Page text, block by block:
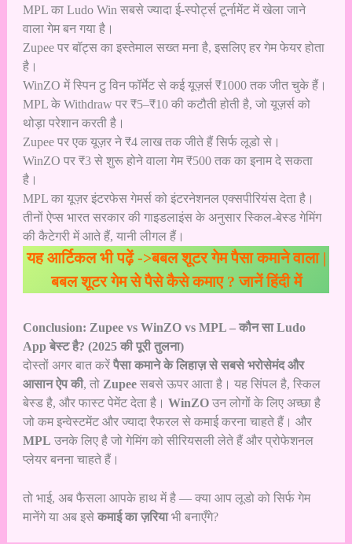
MPL का Ludo Win सबसे ज्यादा ई-स्पोर्ट्स टूर्नामेंट में खेला जाने
वाला गेम बन गया है।
Zupee पर बॉट्स का इस्तेमाल सख्त मना है, इसलिए हर गेम फेयर होता
है।
WinZO में स्पिन टु विन फॉर्मेट से कई यूज़र्स ₹1000 तक जीत चुके हैं।
MPL के Withdraw पर ₹5–₹10 की कटौती होती है, जो यूज़र्स को
थोड़ा परेशान करती है।
Zupee पर एक यूज़र ने ₹4 लाख तक जीते हैं सिर्फ लूडो से।
WinZO पर ₹3 से शुरू होने वाला गेम ₹500 तक का इनाम दे सकता
है।
MPL का यूज़र इंटरफेस गेमर्स को इंटरनेशनल एक्सपीरियंस देता है।
तीनों ऐप्स भारत सरकार की गाइडलाइंस के अनुसार स्किल-बेस्ड गेमिंग
की कैटेगरी में आते हैं, यानी लीगल हैं।
यह आर्टिकल भी पढ़ें ->बबल शूटर गेम पैसा कमाने वाला |
बबल शूटर गेम से पैसे कैसे कमाए ? जानें हिंदी में
Conclusion: Zupee vs WinZO vs MPL – कौन सा Ludo
App बेस्ट है? (2025 की पूरी तुलना)
दोस्तों अगर बात करें पैसा कमाने के लिहाज़ से सबसे भरोसेमंद और
आसान ऐप की, तो Zupeeसबसे ऊपर आता है। यह सिंपल है, स्किल
बेस्ड है, और फास्ट पेमेंट देता है। WinZOउन लोगों के लिए अच्छा है
जो कम इन्वेस्टमेंट और ज्यादा रैफरल से कमाई करना चाहते हैं। और
MPL उनके लिए है जो गेमिंग को सीरियसली लेते हैं और प्रोफेशनल
प्लेयर बनना चाहते हैं।
तो भाई, अब फैसला आपके हाथ में है — क्या आप लूडो को सिर्फ गेम
मानेंगे या अब इसे कमाई का ज़रियाभी बनाएँगे?